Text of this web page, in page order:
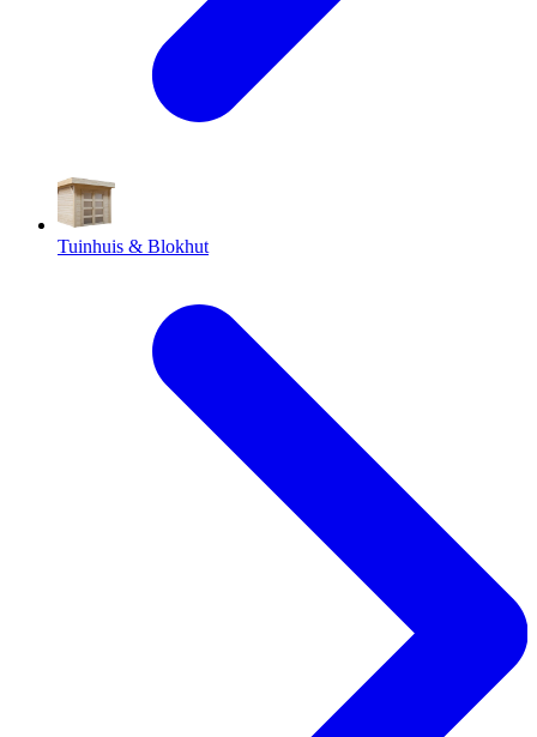
Tuinhuis & Blokhut